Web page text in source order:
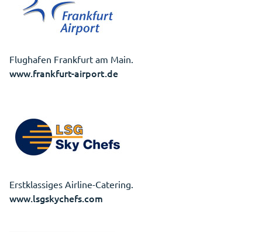
Flughafen Frankfurt am Main.
www.frankfurt-airport.de
Erstklassiges Airline-Catering.
www.lsgskychefs.com